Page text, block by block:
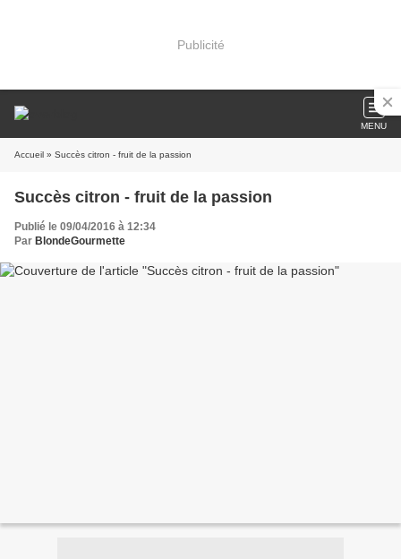
Publicité
MENU
Accueil » Succès citron - fruit de la passion
Succès citron - fruit de la passion
Publié le 09/04/2016 à 12:34
Par BlondeGourmette